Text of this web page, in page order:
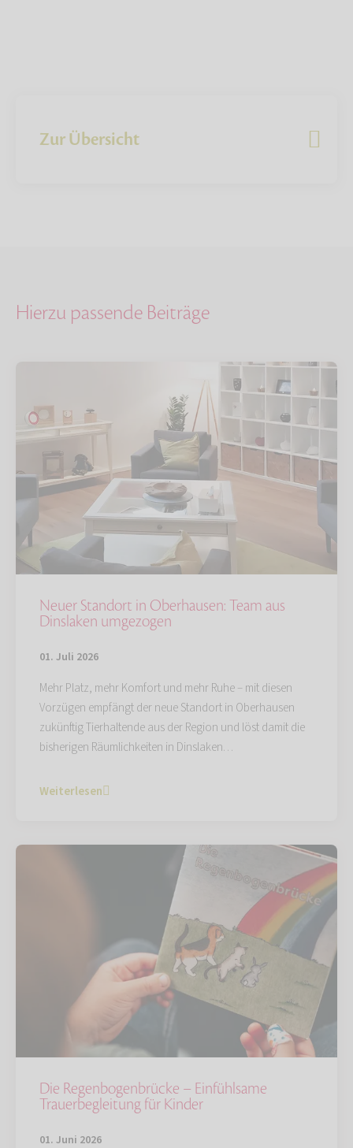
Zur Übersicht
Hierzu passende Beiträge
Neuer Standort in Oberhausen: Team aus
Dinslaken umgezogen
01. Juli 2026
Mehr Platz, mehr Komfort und mehr Ruhe – mit diesen
Vorzügen empfängt der neue Standort in Oberhausen
zukünftig Tierhaltende aus der Region und löst damit die
bisherigen Räumlichkeiten in Dinslaken…
Weiterlesen
Die Regenbogenbrücke – Einfühlsame
Trauerbegleitung für Kinder
01. Juni 2026